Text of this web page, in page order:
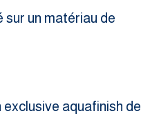
sur un matériau de
aquafinish de